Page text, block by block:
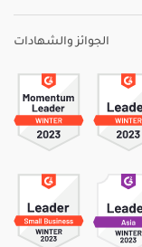
الجوائز والشهادات